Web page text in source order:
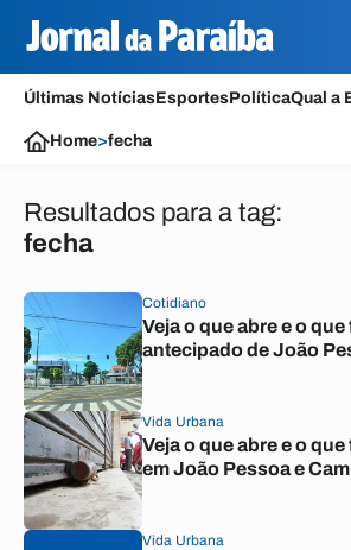
Últimas NotíciasEsportesPolíticaQual a
Home>fecha
Resultados para a tag:
fecha
Cotidiano
Veja o que abre e o
antecipado de João
Vida Urbana
Veja o que abre e o
em João Pessoa e
Vida Urbana